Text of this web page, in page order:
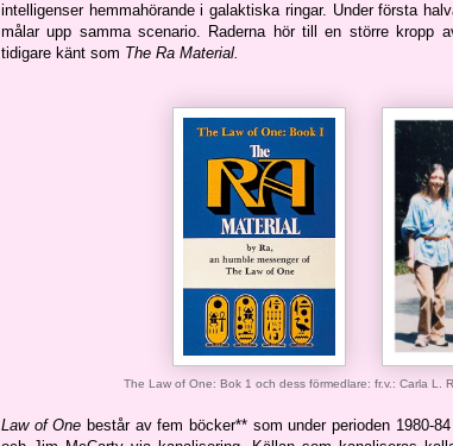
intelligenser hemmahörande i galaktiska ringar. Under första
målar upp samma scenario. Raderna hör till en större kropp
tidigare känt som The Ra Material.
The Law of One: Bok 1 och dess förmedlare: fr.v.: Carla L.
Law of One består av fem böcker** som under perioden 1980-